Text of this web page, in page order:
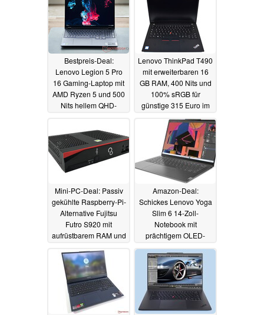
Bestpreis-Deal:
Lenovo Legion 5 Pro
16 Gaming-Laptop mit
AMD Ryzen 5 und 500
Nits hellem QHD-
11.05.2024
Lenovo ThinkPad T490
mit erweiterbaren 16
GB RAM, 400 Nits und
100% sRGB für
günstige 315 Euro im
11.05.2024
Mini-PC-Deal: Passiv
gekühlte Raspberry-Pi-
Alternative Fujitsu
Futro S920 mit
aufrüstbarem RAM und
Euro refurbished
09.05.2024
Amazon-Deal:
Schickes Lenovo Yoga
Slim 6 14-Zoll-
Notebook mit
prächtigem OLED-
08.05.2024